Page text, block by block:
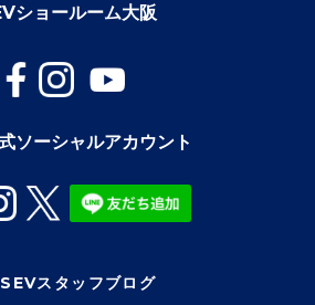
ショールーム大阪
ソーシャルアカウント
SEVスタッフブログ